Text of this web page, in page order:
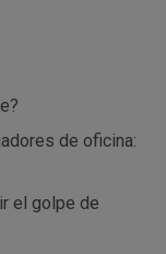
de oficina:
el golpe de